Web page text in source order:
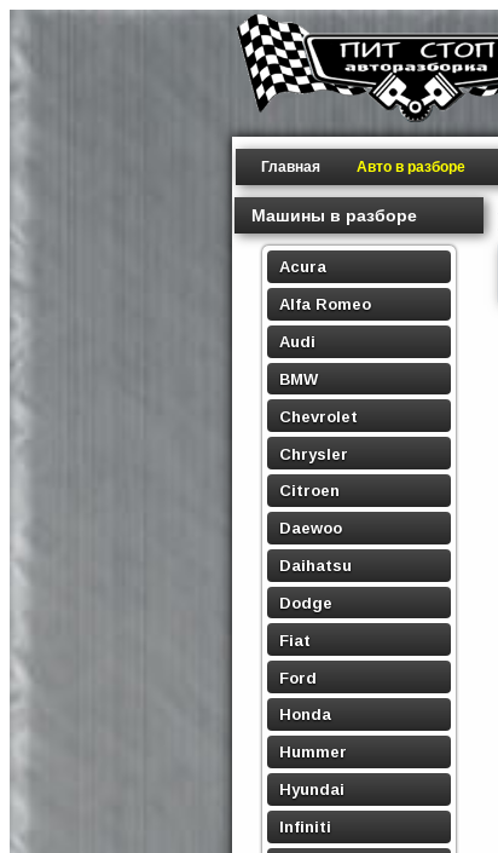
Главная Авто в разборе
Машины в разборе
Acura
Alfa Romeo
Audi
BMW
Chevrolet
Chrysler
Citroen
Daewoo
Daihatsu
Dodge
Fiat
Ford
Honda
Hummer
Hyundai
Infiniti